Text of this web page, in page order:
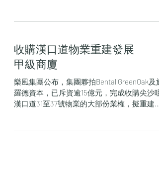
收購漢口道物業重建發展
甲級商廈
樂風集團公布，集團夥拍BentallGreenOak及施
羅德資本，已斥資逾15億元，完成收購尖沙咀
漢口道31至37號物業的大部份業權，擬重建甲